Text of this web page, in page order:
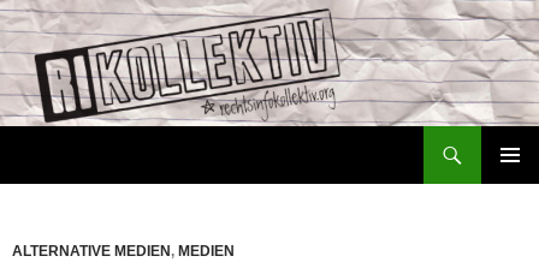
Zum
Inhalt
springen
ALTERNATIVE MEDIEN , MEDIEN